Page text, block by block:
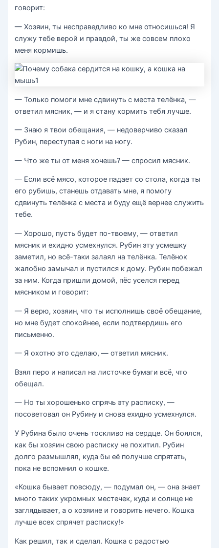
говорит:
— Хозяин, ты несправедливо ко мне относишься! Я
служу тебе верой и правдой, ты же совсем плохо
меня кормишь.
— Только помоги мне сдвинуть с места телёнка, —
ответил мясник, — и я стану кормить тебя лучше.
— Знаю я твои обещания, — недоверчиво сказал
Рубин, переступая с ноги на ногу.
— Что же ты от меня хочешь? — спросил мясник.
— Если всё мясо, которое падает со стола, когда ты
его рубишь, станешь отдавать мне, я помогу
сдвинуть телёнка с места и буду ещё вернее служить
тебе.
— Хорошо, пусть будет по-твоему, — ответил
мясник и ехидно усмехнулся. Рубин эту усмешку
заметил, но всё-таки залаял на телёнка. Телёнок
жалобно замычал и пустился к дому. Рубин побежал
за ним. Когда пришли домой, пёс уселся перед
мясником и говорит:
— Я верю, хозяин, что ты исполнишь своё обещание,
но мне будет спокойнее, если подтвердишь его
письменно.
— Я охотно это сделаю, — ответил мясник.
Взял перо и написал на листочке бумаги всё, что
обещал.
— Но ты хорошенько спрячь эту расписку, —
посоветовал он Рубину и снова ехидно усмехнулся.
У Рубина было очень тоскливо на сердце. Он боялся,
как бы хозяин свою расписку не похитил. Рубин
долго размышлял, куда бы её получше спрятать,
пока не вспомнил о кошке.
«Кошка бывает повсюду, — подумал он, — она знает
много таких укромных местечек, куда и солнце не
заглядывает, а о хозяине и говорить нечего. Кошка
лучше всех спрячет расписку!»
Как решил, так и сделал. Кошка с радостью